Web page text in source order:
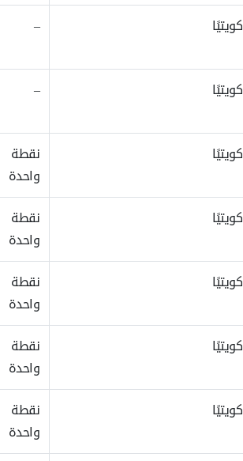
–
–
نقطة
واحدة
نقطة
واحدة
نقطة
واحدة
نقطة
واحدة
نقطة
واحدة